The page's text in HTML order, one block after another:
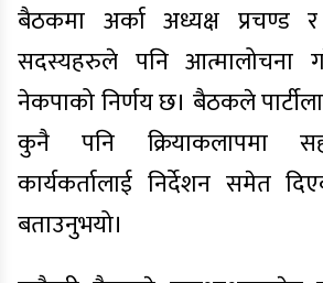
बैठकमा अर्का अध्यक्ष प्रचण्ड
सदस्यहरुले पनि आत्मालोचना
नेकपाको निर्णय छ। बैठकले
कुनै पनि क्रियाकलापमा
कार्यकर्तालाई निर्देशन समेत
बताउनुभयो।